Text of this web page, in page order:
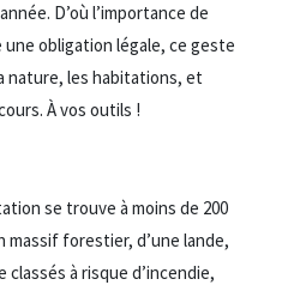
D’où l’importance de
une obligation légale, ce geste
nature, les habitations, et
À vos outils !
se trouve à moins de 200
massif forestier, d’une lande,
classés à risque d’incendie,